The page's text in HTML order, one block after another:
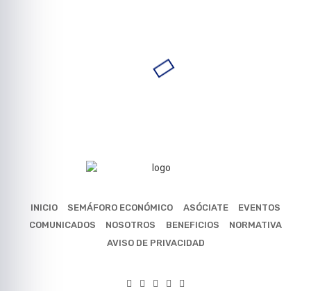
INICIO SEMÁFORO ECONÓMICO ASÓCIATE
EVENTOS
COMUNICADOS
NOSOTROS BENEFICIOS
NORMATIVA
AVISO DE PRIVACIDAD